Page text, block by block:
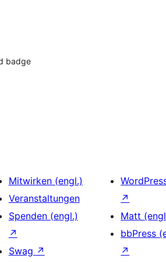
badge
Mitwirken (engl.)
Veranstaltungen
Spenden (engl.)
↗
Swag ↗
↗
Matt
bbPress
↗